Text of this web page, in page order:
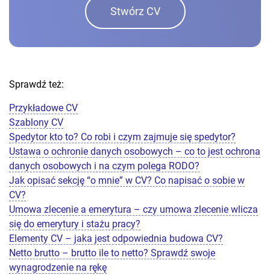
Stwórz CV
Sprawdź też:
Przykładowe CV
Szablony CV
Spedytor kto to? Co robi i czym zajmuje się spedytor?
Ustawa o ochronie danych osobowych – co to jest ochrona
danych osobowych i na czym polega RODO?
Jak opisać sekcję “o mnie” w CV? Co napisać o sobie w
CV?
Umowa zlecenie a emerytura – czy umowa zlecenie wlicza
się do emerytury i stażu pracy?
Elementy CV – jaka jest odpowiednia budowa CV?
Netto brutto – brutto ile to netto? Sprawdź swoje
wynagrodzenie na rękę